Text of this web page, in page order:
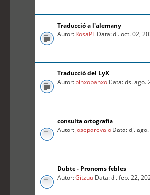
Traducció a l'alemany
Autor: RosaPF Data: dl. oct. 02,
Traducció del LyX
Autor: pinxopanxo Data: ds. ago.
consulta ortografia
Autor: joseparevalo Data: dj.
Dubte - Pronoms febles
Autor:Gitzuu Data: dl. feb. 22,